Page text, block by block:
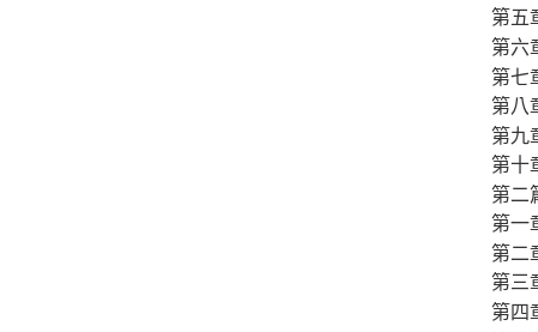
第五
第六
第七
第八
第九
第十
第二
第一
第二
第三
第四